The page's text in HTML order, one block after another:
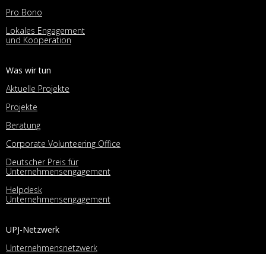
Pro Bono
Lokales Engagement
und Kooperation
Was wir tun
Aktuelle Projekte
Projekte
Beratung
Corporate Volunteering Office
Deutscher Preis für
Unternehmensengagement
Helpdesk
Unternehmensengagement
UPJ-Netzwerk
Unternehmensnetzwerk